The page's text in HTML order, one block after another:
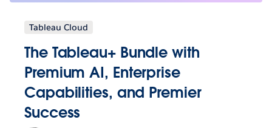
Tableau Cloud
The Tableau+ Bundle with
Premium AI, Enterprise
Capabilities, and Premier
Success